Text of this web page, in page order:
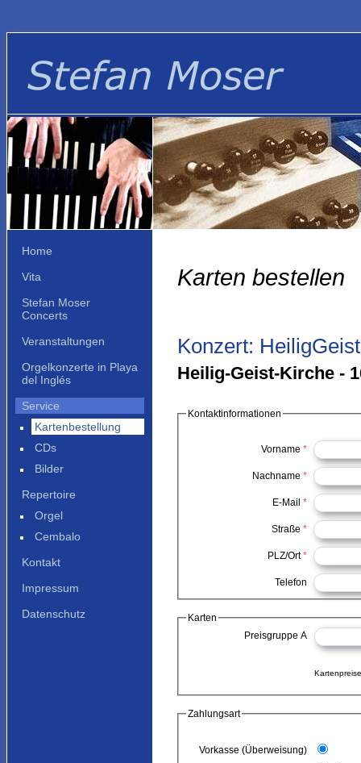
Karten bestellen
Konzert:
Heilig-Geist-Kirche -
Kontaktinformationen
Vorname *
Nachname *
E-Mail *
Straße *
PLZ/Ort*
Telefon
Karten
Preisgruppe A
Zahlungsart
Vorkasse (Überweisung)
Home
Vita
Stefan Moser
Concerts
Veranstaltungen
Orgelkonzerte in Playa
del Inglés
Service
Kartenbestellung
CDs
Bilder
Repertoire
Orgel
Cembalo
Kontakt
Impressum
Datenschutz